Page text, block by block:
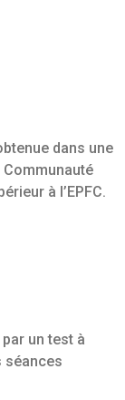
dans une
à l’EPFC.
un test à
séances